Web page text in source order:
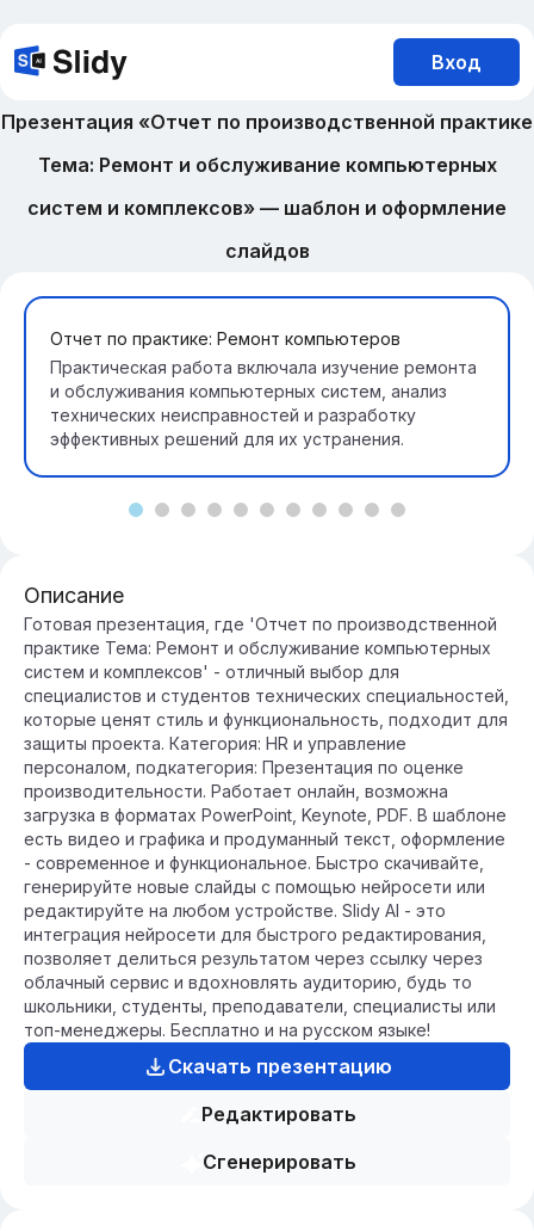
Вход
Презентация «Отчет по производственной практике
Тема: Ремонт и обслуживание компьютерных
систем и комплексов» — шаблон и оформление
слайдов
Отчет по практике: Ремонт компьютеров
Практическая работа включала изучение ремонта
и обслуживания компьютерных систем, анализ
технических неисправностей и разработку
эффективных решений для их устранения.
Описание
Готовая презентация, где 'Отчет по производственной
практике Тема: Ремонт и обслуживание компьютерных
систем и комплексов' - отличный выбор для
специалистов и студентов технических специальностей,
которые ценят стиль и функциональность, подходит для
защиты проекта. Категория: HR и управление
персоналом, подкатегория: Презентация по оценке
производительности. Работает онлайн, возможна
загрузка в форматах PowerPoint, Keynote, PDF. В шаблоне
есть видео и графика и продуманный текст, оформление
- современное и функциональное. Быстро скачивайте,
генерируйте новые слайды с помощью нейросети или
редактируйте на любом устройстве. Slidy AI - это
интеграция нейросети для быстрого редактирования,
позволяет делиться результатом через ссылку через
облачный сервис и вдохновлять аудиторию, будь то
школьники, студенты, преподаватели, специалисты или
топ-менеджеры. Бесплатно и на русском языке!
Скачать презентацию
Редактировать
Сгенерировать